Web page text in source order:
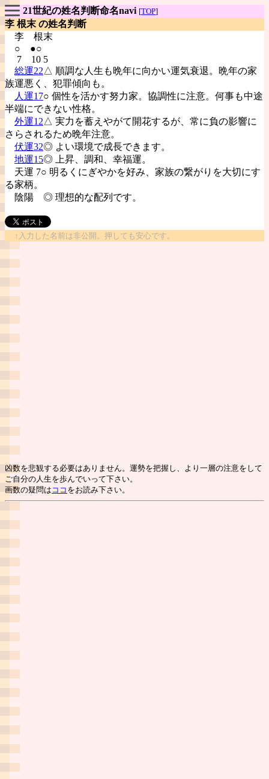
21世紀の姓名判断命名navi [TOP]
李 根末 の姓名判断
李 根末
○ ●○
7 10 5
総運22△ 順調な人生も晩年に向かい運気衰退。晩年の家
族運悪く、犯罪傾向も。
人運17○ 個性を活かす努力家。協調性に注意。何事も中途
半端にできない性格。
外運12△ 実力を蓄えやがて開花するが、常に負の影響に
さらされるため晩年注意。
伏運32◎ よい環境で成長できます。
地運15◎ 上昇、調和、幸福運。
天運 7○ 明るくにぎやかを好み、家族の繋がりを大切にす
る家柄。
陰陽 ◎ 理想的な配列です。
↑入力した名前は非公開。押しても安心です。
凶数を悲観する必要はありません。運勢を把握し、より一層の注意をして
ご自分の人生を歩んでいって下さい。
画数の疑問は ココ をお読み下さい。